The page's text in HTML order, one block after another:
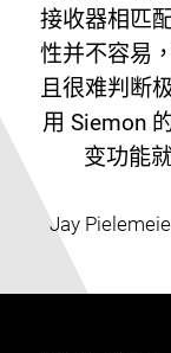
接收器相匹
性并不容易
且很难判断
用 Siemon
变功能
Jay